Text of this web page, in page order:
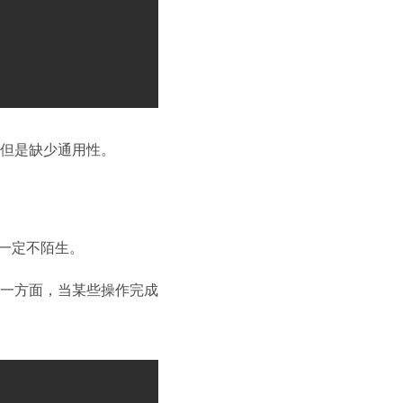
是缺少通用性。
不陌生。
方面，当某些操作完成